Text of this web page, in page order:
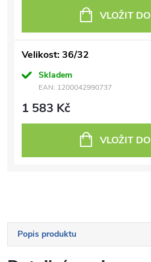
VLOŽIT
Velikost: 36/32
Skladem
EAN: 1200042990737
1 583 Kč
VLOŽIT
Popis produktu